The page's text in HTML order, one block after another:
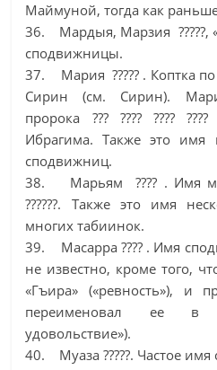
Маймуной, тогда как
36. Мардыя, Марзия ?????,
сподвижницы.
37. Мария ????? . Коптка
Сирин (см. Сирин).
пророка ??? ???? ????
Ибрагима. Также это имя
сподвижниц.
38. Марьям ???? . Имя
??????. Также это имя
многих табиинок.
39. Масарра ???? . Имя
не известно, кроме того,
«Гъира» («ревность»), и
переименовал ее в
удовольствие»).
40. Муаза ?????. Частое